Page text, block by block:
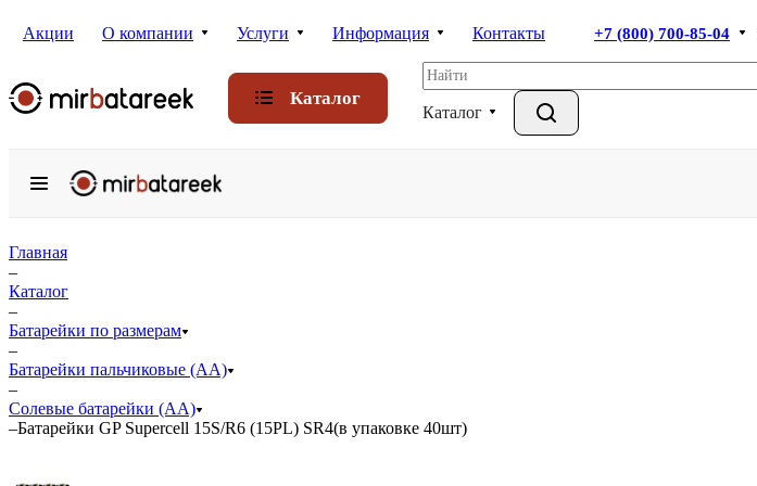
Акции О компании Услуги Информация Контакты +7 (800) 700-85-04
Каталог
Каталог
Главная
–
Каталог
–
Батарейки по размерам
–
Батарейки пальчиковые (АА)
–
Солевые батарейки (АА)
–Батарейки GP Supercell 15S/R6 (15PL) SR4(в упаковке 40шт)